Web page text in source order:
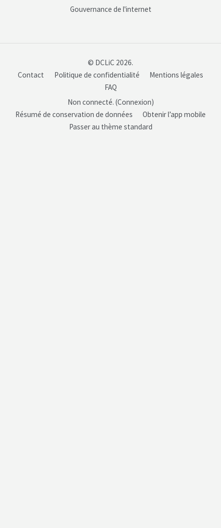
Gouvernance de l'internet
© DCLiC 2026.
Contact
Politique de confidentialité
Mentions légales
FAQ
Non connecté. (Connexion)
Résumé de conservation de données
Obtenir l’app mobile
Passer au thème standard